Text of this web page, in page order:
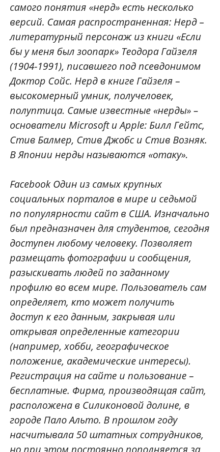
самого понятия «нерд» есть несколько
версий. Самая распространенная: Нерд –
литературный персонаж из книги «Если
бы у меня был зоопарк» Теодора Гайзеля
(1904-1991), писавшего под псевдонимом
Доктор Сойс. Нерд в книге Гайзеля –
высокомерный умник, получеловек,
полуптица. Самые известные «нерды» –
основатели Microsoft и Apple: Билл Гейтс,
Стив Балмер, Стив Джобс и Стив Возняк.
В Японии нерды называются «отаку».
Facebook Один из самых крупных
социальных порталов в мире и седьмой
по популярности сайт в США. Изначально
был предназначен для студентов, сегодня
доступен любому человеку. Позволяет
размещать фотографии и сообщения,
разыскивать людей по заданному
профилю во всем мире. Пользователь сам
определяет, кто может получить
доступ к его данным, закрывая или
открывая определенные категории
(например, хобби, географическое
положение, академические интересы).
Регистрация на сайте и пользование –
бесплатные. Фирма, производящая сайт,
расположена в Силиконовой долине, в
городе Пало Альто. В прошлом году
насчитывала 50 штатных сотрудников,